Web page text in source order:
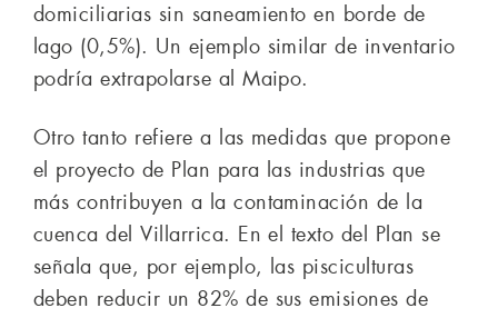
domiciliarias sin saneamiento en borde de
lago (0,5%). Un ejemplo similar de inventario
podría extrapolarse al Maipo.
Otro tanto refiere a las medidas que propone
el proyecto de Plan para las industrias que
más contribuyen a la contaminación de la
cuenca del Villarrica. En el texto del Plan se
señala que, por ejemplo, las pisciculturas
deben reducir un 82% de sus emisiones de